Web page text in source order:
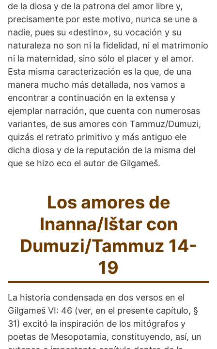
de la diosa y de la patrona del amor libre y,
precisamente por este motivo, nunca se une a
nadie, pues su «destino», su vocación y su
naturaleza no son ni la fidelidad, ni el matrimonio
ni la maternidad, sino sólo el placer y el amor.
Esta misma caracterización es la que, de una
manera mucho más detallada, nos vamos a
encontrar a continuación en la extensa y
ejemplar narración, que cuenta con numerosas
variantes, de sus amores con Tammuz/Dumuzi,
quizás el retrato primitivo y más antiguo ele
dicha diosa y de la reputación de la misma del
que se hizo eco el autor de Gilgameš.
Los amores de
Inanna/Ištar con
Dumuzi/Tammuz 14-
19
La historia condensada en dos versos en el
Gilgameš VI: 46 (ver, en el presente capítulo, §
31) excitó la inspiración de los mitógrafos y
poetas de Mesopotamia, constituyendo, así, un